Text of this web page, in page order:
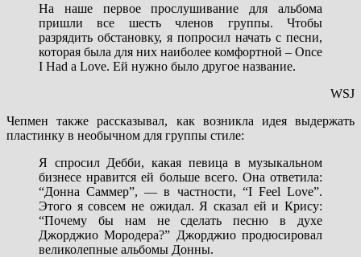
На наше первое прослушивание для альбома
пришли все шесть членов группы. Чтобы
разрядить обстановку, я попросил начать с песни,
которая была для них наиболее комфортной – Once
I Had a Love. Ей нужно было другое название.
WSJ
Чепмен также рассказывал, как возникла идея выдержать
пластинку в необычном для группы стиле:
Я спросил Дебби, какая певица в музыкальном
бизнесе нравится ей больше всего. Она ответила:
“Донна Саммер”, — в частности, “I Feel Love”.
Этого я совсем не ожидал. Я сказал ей и Крису:
“Почему бы нам не сделать песню в духе
Джорджио Мородера?” Джорджио продюсировал
великолепные альбомы Донны.